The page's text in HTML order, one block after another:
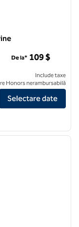
DFW North Grapevine
De la* 109 $
Include taxe
Honors nerambursabilă
Selectare date